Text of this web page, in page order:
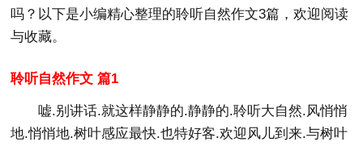
吗？以下是小编精心整理的聆听自然作文3篇，欢迎阅读
与收藏。
聆听自然作文 篇1
嘘.别讲话.就这样静静的.静静的.聆听大自然.风悄悄
地.悄悄地.树叶感应最快.也特好客.欢迎风儿到来.与树叶